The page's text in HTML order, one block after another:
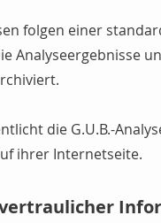
folgen einer
Analyseergebnisse
die G.U.B.-
ihrer Internetseite.